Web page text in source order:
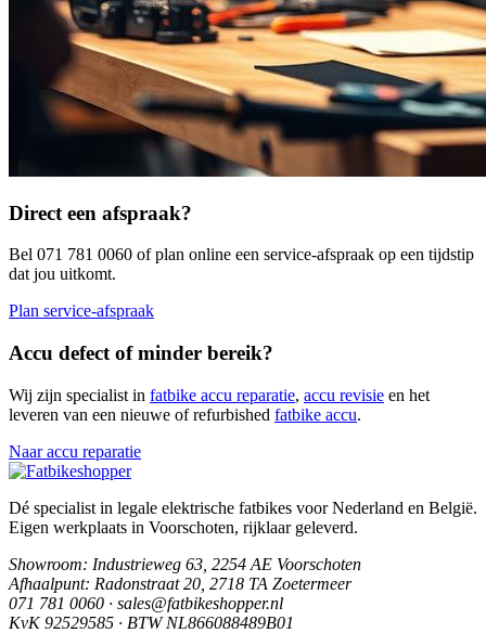
Direct een afspraak?
Bel 071 781 0060 of plan online een service-afspraak op een tijdstip
dat jou uitkomt.
Plan service-afspraak
Accu defect of minder bereik?
Wij zijn specialist in fatbike accu reparatie, accu revisie en het
leveren van een nieuwe of refurbished fatbike accu.
Naar accu reparatie
Dé specialist in legale elektrische fatbikes voor Nederland en België.
Eigen werkplaats in Voorschoten, rijklaar geleverd.
Showroom: Industrieweg 63, 2254 AE Voorschoten
Afhaalpunt: Radonstraat 20, 2718 TA Zoetermeer
071 781 0060 · sales@fatbikeshopper.nl
KvK 92529585 · BTW NL866088489B01